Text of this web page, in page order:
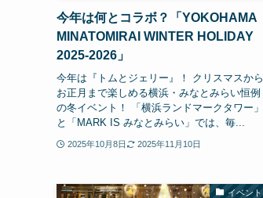
今年は何とコラボ？「YOKOHAMA
MINATOMIRAI WINTER HOLIDAY
2025-2026」
今年は『トムとジェリー』！ クリスマスから
お正月まで楽しめる横浜・みなとみらい恒例
の冬イベント！ 「横浜ランドマークタワー」
と「MARK IS みなとみらい」では、毎...
2025年10月8日 2025年11月10日
イベント